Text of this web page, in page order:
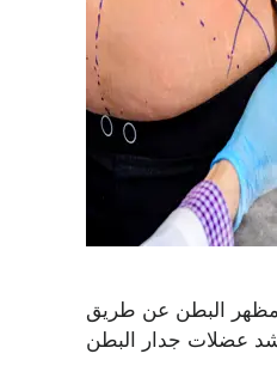
مظهر البطن عن طريق